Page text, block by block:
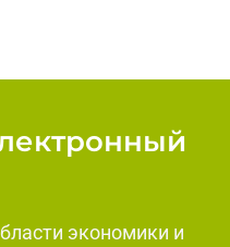
экономики и